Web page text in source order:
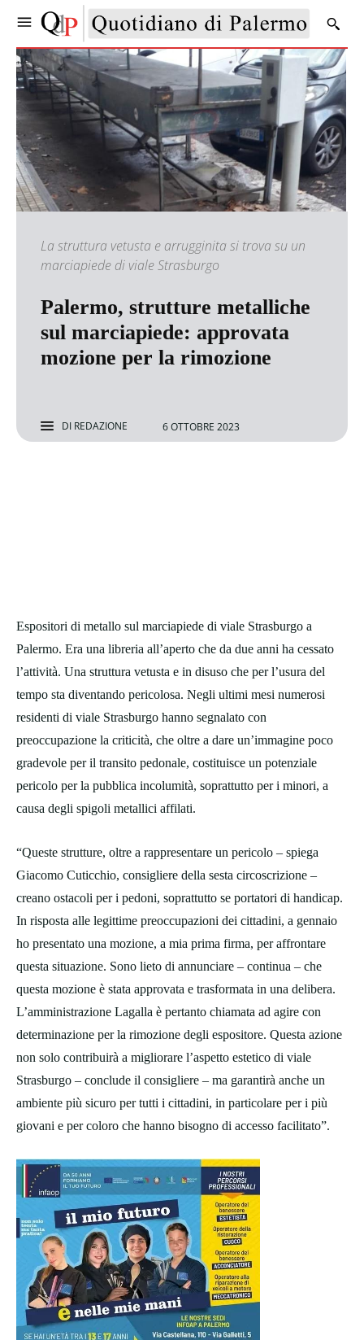
La struttura vetusta e arrugginita si trova su un
marciapiede di viale Strasburgo
Palermo, strutture metalliche
sul marciapiede: approvata
mozione per la rimozione
DI REDAZIONE 6 OTTOBRE 2023
Espositori di metallo sul marciapiede di viale Strasburgo a
Palermo. Era una libreria all’aperto che da due anni ha cessato
l’attività. Una struttura vetusta e in disuso che per l’usura del
tempo sta diventando pericolosa. Negli ultimi mesi numerosi
residenti di viale Strasburgo hanno segnalato con
preoccupazione la criticità, che oltre a dare un’immagine poco
gradevole per il transito pedonale, costituisce un potenziale
pericolo per la pubblica incolumità, soprattutto per i minori, a
causa degli spigoli metallici affilati.
“Queste strutture, oltre a rappresentare un pericolo – spiega
Giacomo Cuticchio, consigliere della sesta circoscrizione –
creano ostacoli per i pedoni, soprattutto se portatori di handicap.
In risposta alle legittime preoccupazioni dei cittadini, a gennaio
ho presentato una mozione, a mia prima firma, per affrontare
questa situazione. Sono lieto di annunciare – continua – che
questa mozione è stata approvata e trasformata in una delibera.
L’amministrazione Lagalla è pertanto chiamata ad agire con
determinazione per la rimozione degli espositore. Questa azione
non solo contribuirà a migliorare l’aspetto estetico di viale
Strasburgo – conclude il consigliere – ma garantirà anche un
ambiente più sicuro per tutti i cittadini, in particolare per i più
giovani e per coloro che hanno bisogno di accesso facilitato”.